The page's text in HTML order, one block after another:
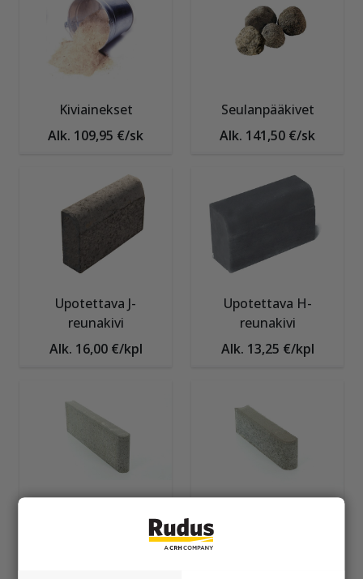
Kiviainekset
Alk. 109,95 €/sk
Seulanpääkivet
Alk. 141,50 €/sk
Upotettava J-
reunakivi
Alk. 16,00 €/kpl
Upotettava H-
reunakivi
Alk. 13,25 €/kpl
Reunakivi 250 mm